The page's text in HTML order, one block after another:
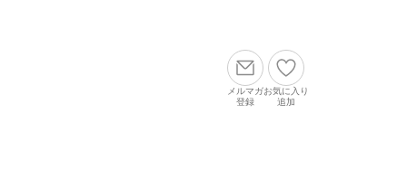
メルマガ
登録
お気に入り
追加